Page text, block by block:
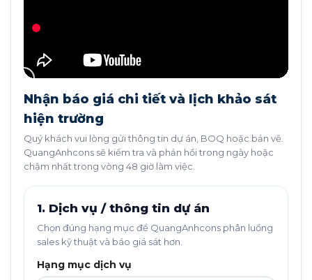
Nhận báo giá chi tiết và lịch khảo sát
hiện trường
Quý khách vui lòng gửi thông tin dự án, BOQ hoặc bản vẽ.
QuangAnhcons sẽ kiểm tra và phản hồi trong ngày hoặc
chậm nhất trong vòng 48 giờ làm việc.
1. Dịch vụ / thông tin dự án
Chọn đúng hạng mục để QuangAnhcons phân luồng
sales kỹ thuật và báo giá sát hơn.
Hạng mục dịch vụ